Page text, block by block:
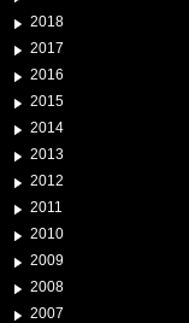
2018
2017
2016
2015
2014
2013
2012
2011
2010
2009
2008
2007